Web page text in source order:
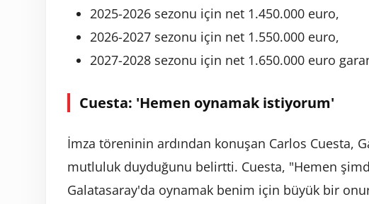
2025-2026 sezonu için net 1.450.000 euro,
2026-2027 sezonu için net 1.550.000 euro,
2027-2028 sezonu için net 1.650.000 euro
Cuesta: 'Hemen oynamak istiyorum'
İmza töreninin ardından konuşan Carlos Cuesta,
mutluluk duyduğunu belirtti. Cuesta, "Hemen
Galatasaray'da oynamak benim için büyük bir